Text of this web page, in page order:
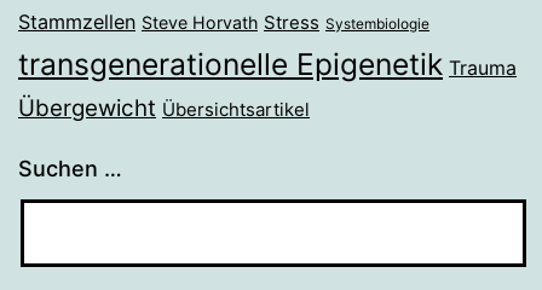
Stammzellen Steve Horvath Stress Systembiologie
transgenerationelle Epigenetik Trauma
Übergewicht Übersichtsartikel
Suchen …